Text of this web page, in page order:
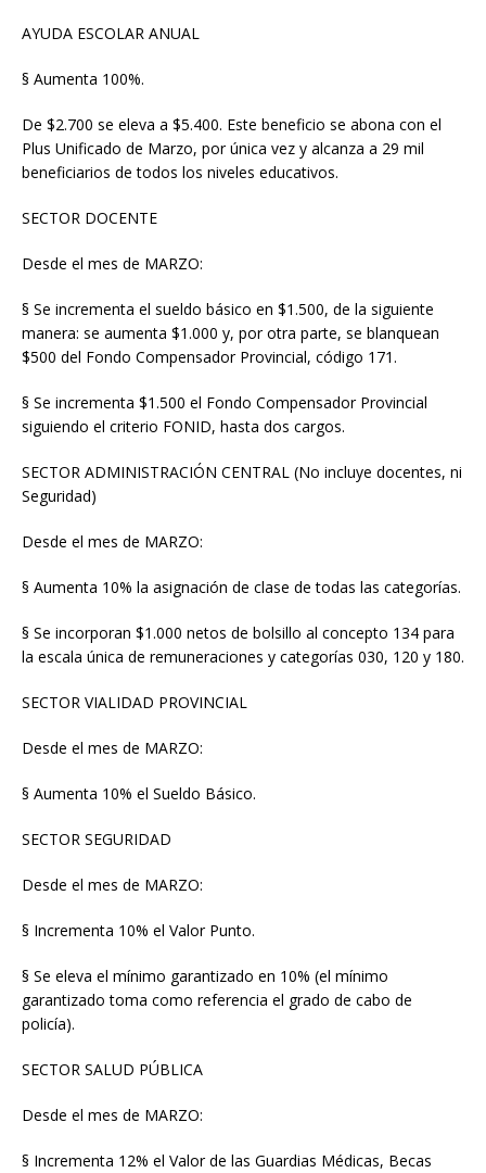
AYUDA ESCOLAR ANUAL
§ Aumenta 100%.
De $2.700 se eleva a $5.400. Este beneficio se abona con el
Plus Unificado de Marzo, por única vez y alcanza a 29 mil
beneficiarios de todos los niveles educativos.
SECTOR DOCENTE
Desde el mes de MARZO:
§ Se incrementa el sueldo básico en $1.500, de la siguiente
manera: se aumenta $1.000 y, por otra parte, se blanquean
$500 del Fondo Compensador Provincial, código 171.
§ Se incrementa $1.500 el Fondo Compensador Provincial
siguiendo el criterio FONID, hasta dos cargos.
SECTOR ADMINISTRACIÓN CENTRAL (No incluye docentes, ni
Seguridad)
Desde el mes de MARZO:
§ Aumenta 10% la asignación de clase de todas las categorías.
§ Se incorporan $1.000 netos de bolsillo al concepto 134 para
la escala única de remuneraciones y categorías 030, 120 y 180.
SECTOR VIALIDAD PROVINCIAL
Desde el mes de MARZO:
§ Aumenta 10% el Sueldo Básico.
SECTOR SEGURIDAD
Desde el mes de MARZO:
§ Incrementa 10% el Valor Punto.
§ Se eleva el mínimo garantizado en 10% (el mínimo
garantizado toma como referencia el grado de cabo de
policía).
SECTOR SALUD PÚBLICA
Desde el mes de MARZO:
§ Incrementa 12% el Valor de las Guardias Médicas, Becas